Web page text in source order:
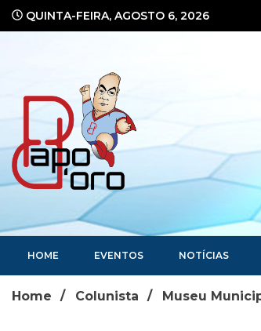
QUINTA-FEIRA, AGOSTO 6, 2026
Portal de Notícias
HOME EVENTOS NOTÍCIAS
Home Colunista Museu